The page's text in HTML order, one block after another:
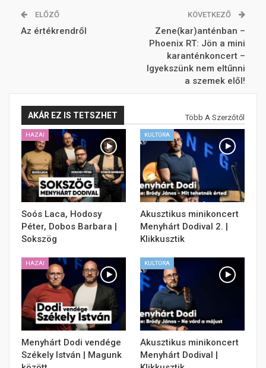
ELŐZŐ
Az értékrendről
KÖVETKEZŐ
Zene(kar)anténban –
Phoenix RT: Jön a mini
karanténkoncert –
Igyekszünk nem eltűnni
a szemek elől!
AKÁR EZ IS TETSZHET Több A Szerzőtől
HAZAI
Soós Laca, Hodosy
Péter, Dobos Barbara |
Sokszög
KULTÚRA
Akusztikus minikoncert
Menyhárt Dodival 2. |
Klikkusztik
HAZAI
Menyhárt Dodi vendége
Székely István | Magunk
KULTÚRA
Akusztikus minikoncert
Menyhárt Dodival |